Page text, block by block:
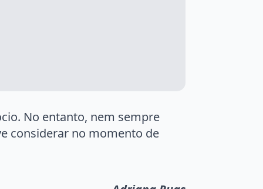
No entanto, nem sempre
considerar no momento de